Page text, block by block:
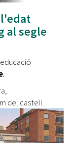
al segle
.
del castell.